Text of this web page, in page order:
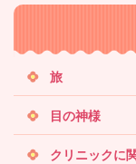
内
索
旅
目の神様
クリニックに